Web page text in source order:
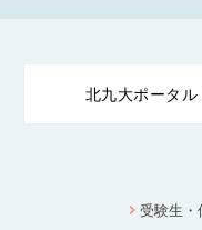
北九大ポータル
受験生